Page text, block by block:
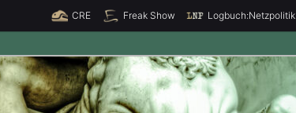
CRE Freak Show Logbuch:Netzpolitik